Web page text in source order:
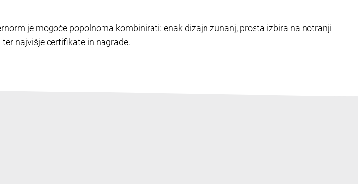
je mogoče popolnoma kombinirati: enak dizajn zunanj, prosta izbira na notranji
najvišje certifikate in nagrade.